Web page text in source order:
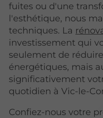
fuites ou d'une
l'esthétique, nous
techniques. La
investissement qui
seulement de
énergétiques, mais
significativement
quotidien à Vic-le-
Confiez-nous votre